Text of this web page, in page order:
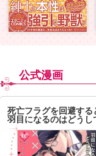
公式漫画
死亡フラグを回避する
羽目になるのはどうし